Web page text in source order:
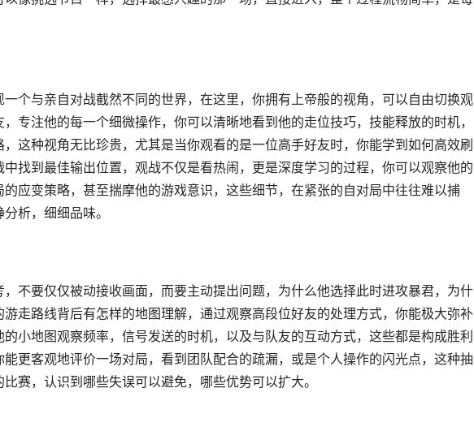
个与亲自对战截然不同的世界，在这里，你拥有上帝般的视角，可以自由切换观
专注他的每一个细微操作，你可以清晰地看到他的走位技巧，技能释放的时机，
这种视角无比珍贵，尤其是当你观看的是一位高手好友时，你能学到如何高效刷
找到最佳输出位置，观战不仅是看热闹，更是深度学习的过程，你可以观察他的
应变策略，甚至揣摩他的游戏意识，这些细节，在紧张的自对局中往往难以捕
析，细细品味。
不要仅仅被动接收画面，而要主动提出问题，为什么他选择此时进攻暴君，为什
走路线背后有怎样的地图理解，通过观察高段位好友的处理方式，你能极大弥补
小地图观察频率，信号发送的时机，以及与队友的互动方式，这些都是构成胜利
更客观地评价一场对局，看到团队配合的疏漏，或是个人操作的闪光点，这种抽
赛，认识到哪些失误可以避免，哪些优势可以扩大。